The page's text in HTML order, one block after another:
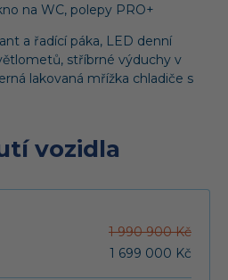
na WC, polepy PRO+
a řadící páka, LED denní
stříbrné výduchy v
lakovaná mřížka chladiče s
vozidla
1 990 900 Kč
1 699 000 Kč